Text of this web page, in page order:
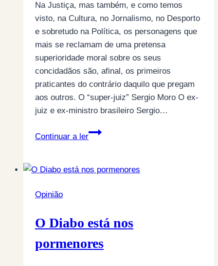
Na Justiça, mas também, e como temos
visto, na Cultura, no Jornalismo, no Desporto
e sobretudo na Política, os personagens que
mais se reclamam de uma pretensa
superioridade moral sobre os seus
concidadãos são, afinal, os primeiros
praticantes do contrário daquilo que pregam
aos outros. O “super-juiz” Sergio Moro O ex-
juiz e ex-ministro brasileiro Sergio…
Continuar a ler
Sergio
Alexandre
das
Opinião
O Diabo está nos
pormenores